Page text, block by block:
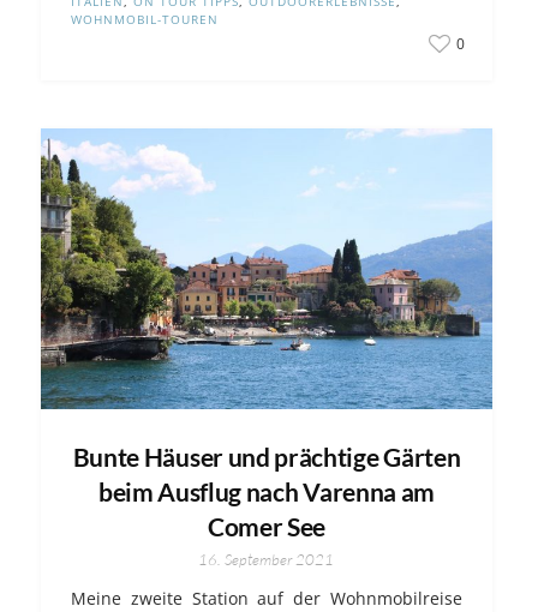
WOHNMOBIL-TOUREN
0
Bunte Häuser und prächtige Gärten
beim Ausflug nach Varenna am
Comer See
16. September 2021
Meine zweite Station auf der Wohnmobilreise